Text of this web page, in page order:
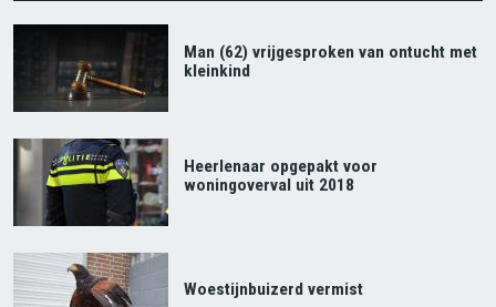
Man (62) vrijgesproken van ontucht met
kleinkind
Heerlenaar opgepakt voor
woningoverval uit 2018
Woestijnbuizerd vermist